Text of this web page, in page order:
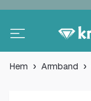
Hem Armband